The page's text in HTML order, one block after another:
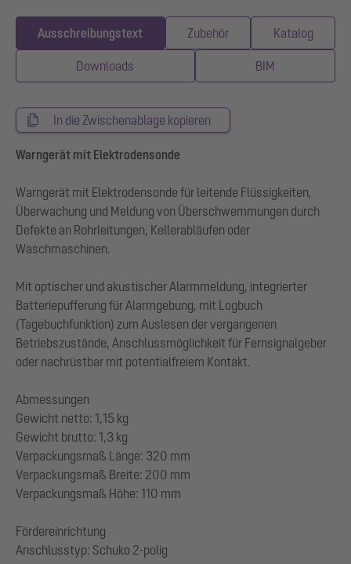
Ausschreibungstext Zubehör Katalog
Downloads BIM
In die Zwischenablage kopieren
Warngerät mit Elektrodensonde
Warngerät mit Elektrodensonde für leitende Flüssigkeiten,
Überwachung und Meldung von Überschwemmungen durch
Defekte an Rohrleitungen, Kellerabläufen oder
Waschmaschinen.
Mit optischer und akustischer Alarmmeldung, integrierter
Batteriepufferung für Alarmgebung, mit Logbuch
(Tagebuchfunktion) zum Auslesen der vergangenen
Betriebszustände, Anschlussmöglichkeit für Fernsignalgeber
oder nachrüstbar mit potentialfreiem Kontakt.
Abmessungen
Gewicht netto: 1,15 kg
Gewicht brutto: 1,3 kg
Verpackungsmaß Länge: 320 mm
Verpackungsmaß Breite: 200 mm
Verpackungsmaß Höhe: 110 mm
Fördereinrichtung
Anschlusstyp: Schuko 2-polig